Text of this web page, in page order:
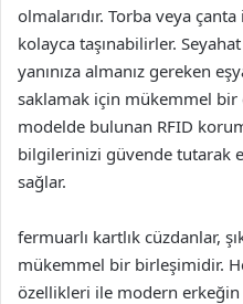
olmalarıdır. Torba veya
kolayca taşınabilirler.
yanınıza almanız gereken
saklamak için mükemmel bir
modelde bulunan RFID
bilgilerinizi güvende tutarak
sağlar.
fermuarlı kartlık cüzdanlar,
mükemmel bir birleşimidir.
özellikleri ile modern erkeğin